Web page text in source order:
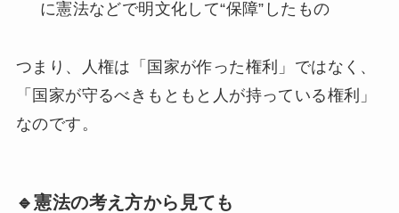
に憲法などで明文化して“保障”したもの
つまり、人権は「国家が作った権利」ではなく、
「国家が守るべきもともと人が持っている権利」
なのです。
🔹憲法の考え方から見ても